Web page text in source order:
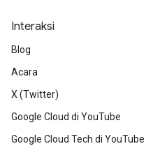
Interaksi
Blog
Acara
X (Twitter)
Google Cloud di YouTube
Google Cloud Tech di YouTube